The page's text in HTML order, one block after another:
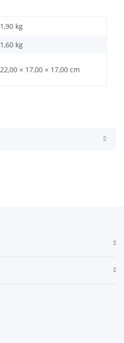
1,90 kg
1,60 kg
22,00 × 17,00 × 17,00 cm